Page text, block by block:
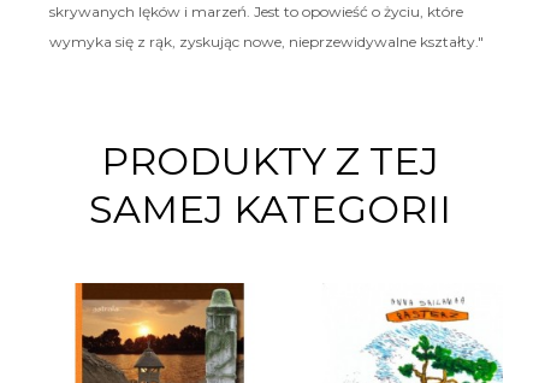
skrywanych lęków i marzeń. Jest to opowieść o życiu, które
wymyka się z rąk, zyskując nowe, nieprzewidywalne kształty."
PRODUKTY Z TEJ
SAMEJ KATEGORII